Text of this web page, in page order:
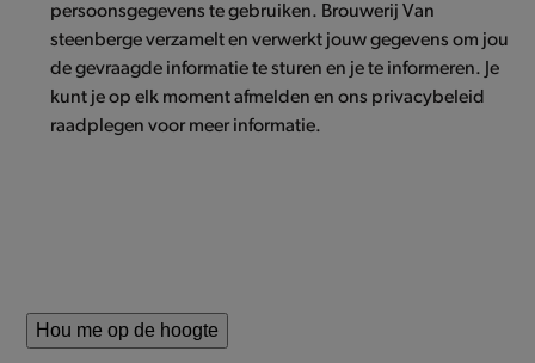
persoonsgegevens te gebruiken. Brouwerij Van
steenberge verzamelt en verwerkt jouw gegevens om jou
de gevraagde informatie te sturen en je te informeren. Je
kunt je op elk moment afmelden en ons privacybeleid
raadplegen voor meer informatie.
Hou me op de hoogte